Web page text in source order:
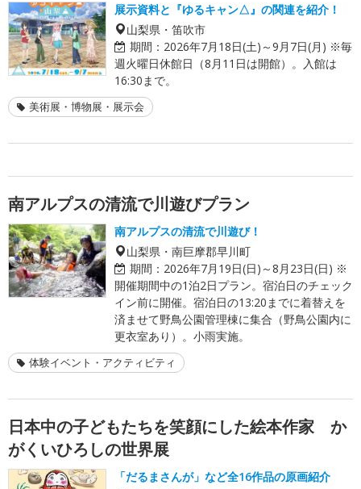
展示資料と『ゆるキャン△』の関連を紹介！
山梨県・笛吹市
期間： 2026年7月18日(土)～9月7日(月) ※毎
週火曜日休館日（8月11日は開館）。入館は
16:30まで。
美術展・博物展・展示会
南アルプスの清流で川遊びプラン
南アルプスの清流で川遊び！
山梨県・南巨摩郡早川町
期間： 2026年7月19日(日)～8月23日(日) ※
開催期間中の1泊2日プラン。宿泊日のチェック
イン前に開催。宿泊日の13:20までに着替えを
済ませて野鳥公園管理棟に集合（野鳥公園内に
更衣室あり）。小雨実施。
体験イベント・アクティビティ
日本中の子どもたちを笑顔にした絵本作家 か
がくいひろしの世界展
「だるまさんが」など全16作品の原画紹介